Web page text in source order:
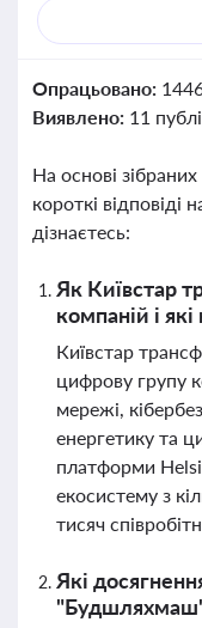
Опрацьовано:
Виявлено: 11
На основі
короткі відповіді
дізнаєтесь:
Як Київстар
компаній і
Київстар
цифрову групу
мережі,
енергетику та
платформи
екосистему з
тисяч
Які
"Будшляхмаш"